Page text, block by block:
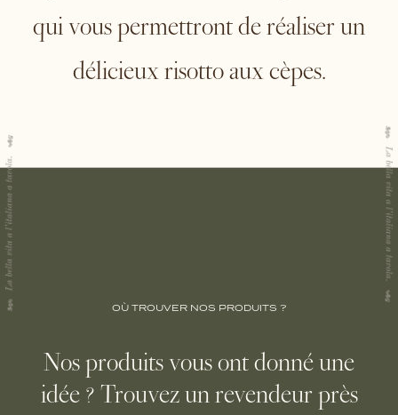
qui vous permettront de réaliser un
délicieux risotto aux cèpes.
OÙ TROUVER NOS PRODUITS ?
Nos produits vous ont donné une
idée ? Trouvez un revendeur près